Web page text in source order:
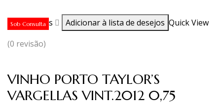
Sob Consulta
Ler mais Adicionar à lista de desejos Quick View
(0 revisão)
VINHO PORTO TAYLOR’S
VARGELLAS VINT.2012 0,75